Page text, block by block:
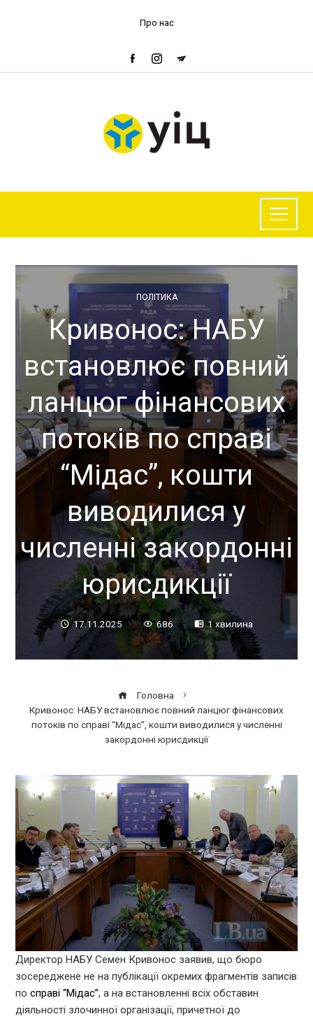
Про нас
ПОЛІТИКА
Кривонос: НАБУ
встановлює повний
ланцюг фінансових
потоків по справі
“Мідас”, кошти
виводилися у
численні закордонні
юрисдикції
17.11.2025 686 1 хвилина
Головна
Кривонос: НАБУ встановлює повний ланцюг фінансових
потоків по справі “Мідас”, кошти виводилися у численні
закордонні юрисдикції
Директор НАБУ Семен Кривонос заявив, що бюро
зосереджене не на публікації окремих фрагментів записів
посправі “Мідас”, а на встановленні всіх обставин
діяльності злочинної організації, причетної до